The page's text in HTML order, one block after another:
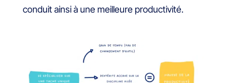
conduit ainsi à une meilleure productivité.